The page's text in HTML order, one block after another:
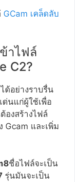
GCam เคล็ดลับ
าไฟล์
C2?
ด้อย่างราบรื่น
ด่นแก่ผู้ใช้เพื่อ
งสร้างไฟล์
และเพิ่ม
ชื่อไฟล์จะเป็น
รุ่นมันจะเป็น